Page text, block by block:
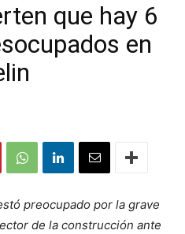
que hay 6
en
preocupado por la grave
de la construcción ante